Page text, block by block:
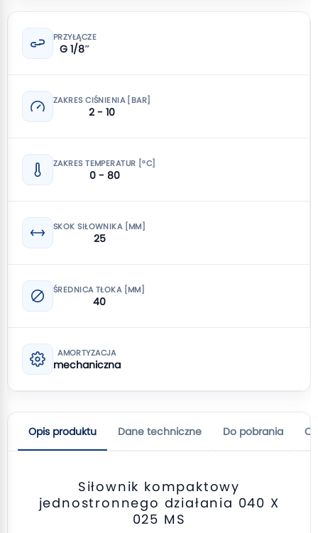
PRZYŁĄCZE
G 1/8″
ZAKRES CIŚNIENIA [BAR]
2 - 10
ZAKRES TEMPERATUR [°C]
0 - 80
SKOK SIŁOWNIKA [MM]
25
ŚREDNICA TŁOKA [MM]
40
AMORTYZACJA
mechaniczna
Opis produktu Dane techniczne Do pobrania
Siłownik kompaktowy
jednostronnego działania 040 X
025 MS